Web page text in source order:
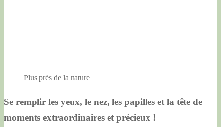
Plus près de la nature
Se remplir les yeux, le nez, les papilles et la tête de
moments extraordinaires et précieux !